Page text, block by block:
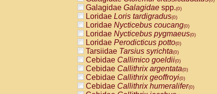
AtelidaeAtelesspp.(0)
Atelidae Lagothrix lagothricha
AtelidaeLagothrix lagothricha cana
PitheciidaeCacajao calvus
PitheciidaeCallicebus cupreus
PitheciidaeCallicebus donacophilus
PitheciidaeCallicebus moloch
PitheciidaeCallicebus torquatus
PitheciidaeCallicebusspp.(0)
PitheciidaeChiropotes satanas(0)
Galagidae Galagidae spp.(0)
Loridae Loris tardigradus(0)
Loridae Nycticebus coucang(0)
Loridae Nycticebus pygmaeus(0)
Loridae Perodicticus potto(0)
Tarsiidae Tarsius syrichta(0)
Cebidae Callimico goeldii(0)
Cebidae Callithrix argentata(0)
Cebidae Callithrix geoffroyi(0)
Cebidae Callithrix humeralifer(0)